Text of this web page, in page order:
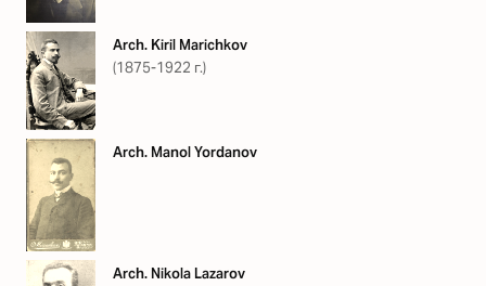
Arch. Kiril Marichkov
(1875-1922 г.)
Arch. Manol Yordanov
Arch. Nikola Lazarov